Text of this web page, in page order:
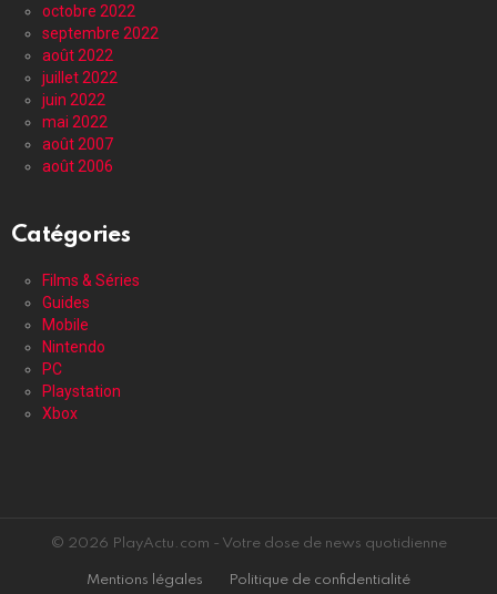
octobre 2022
septembre 2022
août 2022
juillet 2022
juin 2022
mai 2022
août 2007
août 2006
Catégories
Films & Séries
Guides
Mobile
Nintendo
PC
Playstation
Xbox
© 2026 PlayActu.com - Votre dose de news quotidienne
Mentions légales Politique de confidentialité